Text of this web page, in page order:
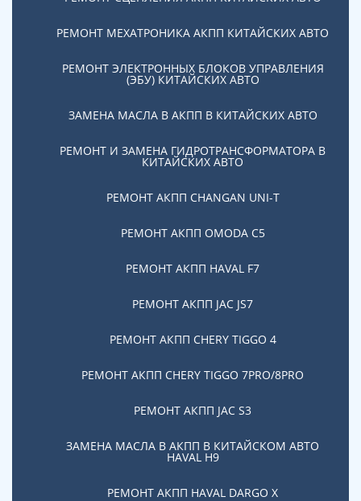
РЕМОНТ МЕХАТРОНИКА АКПП КИТАЙСКИХ АВТО
РЕМОНТ ЭЛЕКТРОННЫХ БЛОКОВ УПРАВЛЕНИЯ
(ЭБУ) КИТАЙСКИХ АВТО
ЗАМЕНА МАСЛА В АКПП В КИТАЙСКИХ АВТО
РЕМОНТ И ЗАМЕНА ГИДРОТРАНСФОРМАТОРА В
КИТАЙСКИХ АВТО
РЕМОНТ АКПП CHANGAN UNI-T
РЕМОНТ АКПП OMODA C5
РЕМОНТ АКПП HAVAL F7
РЕМОНТ АКПП JAC JS7
РЕМОНТ АКПП CHERY TIGGO 4
РЕМОНТ АКПП CHERY TIGGO 7PRO/8PRO
РЕМОНТ АКПП JAC S3
ЗАМЕНА МАСЛА В АКПП В КИТАЙСКОМ АВТО
HAVAL H9
РЕМОНТ АКПП HAVAL DARGO X
потребности клиента. Мастера компании проводят
ремонт коробки ДСГ в Москве по ценам, которые
позволить за счет собственного склада и прямой
работы с поставщиками.
Высокоточное оборудование сервисной станции
проблемы, с которой столкнулся клиент. Мы
гарантируем, что ремонт коробки ДСГ в нашем
срокам выполнения работ.
своевременно делать
полным выходом из строя коробки, владелец авто
привлечь их внимание: пинки, рывки, ошибки на
Избежать серьезного ремонта коробки ДСГ можно,
диагностики. По нашей статистике, 5 из 10 случаев